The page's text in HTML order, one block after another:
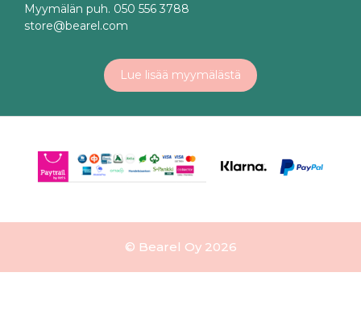
Myymälän puh. 050 556 3788
store@bearel.com
Lue lisää myymälästä
© Bearel Oy 2026